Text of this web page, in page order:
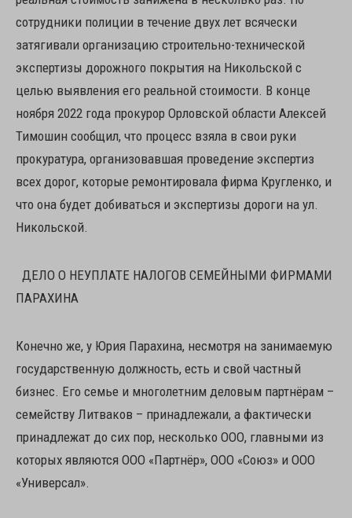
сотрудники полиции в течение двух лет всячески
затягивали организацию строительно-технической
экспертизы дорожного покрытия на Никольской с
целью выявления его реальной стоимости. В конце
ноября 2022 года прокурор Орловской области Алексей
Тимошин сообщил, что процесс взяла в свои руки
прокуратура, организовавшая проведение экспертиз
всех дорог, которые ремонтировала фирма Кругленко, и
что она будет добиваться и экспертизы дороги на ул.
Никольской.
ДЕЛО О НЕУПЛАТЕ НАЛОГОВ СЕМЕЙНЫМИ ФИРМАМИ
ПАРАХИНА
Конечно же, у Юрия Парахина, несмотря на занимаемую
государственную должность, есть и свой частный
бизнес. Его семье и многолетним деловым партнёрам –
семейству Литваков – принадлежали, а фактически
принадлежат до сих пор, несколько ООО, главными из
которых являются ООО «Партнёр», ООО «Союз» и ООО
«Универсал».